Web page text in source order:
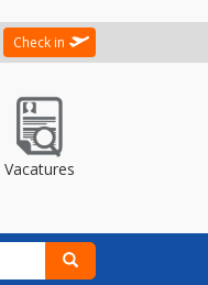
Check in
Vacatures